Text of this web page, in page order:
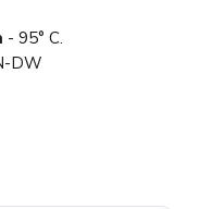
- 95° C.
DW